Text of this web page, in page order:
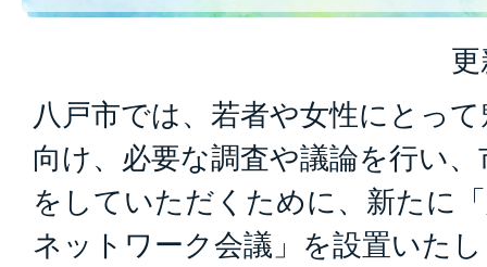
八戸市では、若者や女性にとっ
向け、必要な調査や議論を行い
をしていただくために、新たに
ネットワーク会議」を設置いた